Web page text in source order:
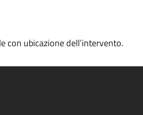
con ubicazione dell’intervento.